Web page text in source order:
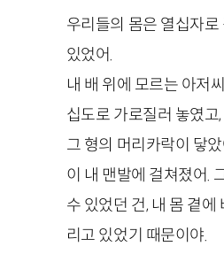
우리들의 몸은 열십자로
있었어.
내 배 위에 모르는 아저
십도로 가로질러 놓였
그 형의 머리카락이 닿
이 내 맨발에 걸쳐졌어.
수 있었던 건, 내 몸 곁에
리고 있었기 때문이야.